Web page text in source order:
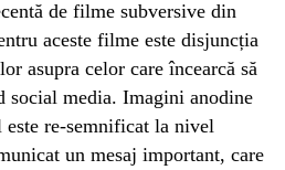
de filme subversive din
aceste filme este disjuncția
asupra celor care încearcă să
media. Imagini anodine
re-semnificat la nivel
un mesaj important, care